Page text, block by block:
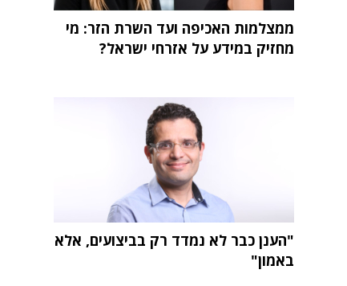
ממצלמות האכיפה ועד השרת הזר: מי
מחזיק במידע על אזרחי ישראל?
"הענן כבר לא נמדד רק בביצועים, אלא
באמון"